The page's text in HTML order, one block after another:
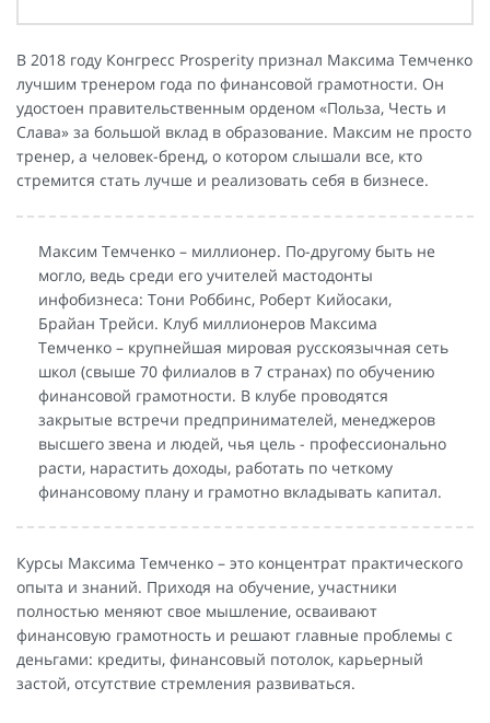
В 2018 году Конгресс Prosperity признал Максима Темченко
лучшим тренером года по финансовой грамотности. Он
удостоен правительственным орденом «Польза, Честь и
Слава» за большой вклад в образование. Максим не просто
тренер, а человек-бренд, о котором слышали все, кто
стремится стать лучше и реализовать себя в бизнесе.
Максим Темченко – миллионер. По-другому быть не
могло, ведь среди его учителей мастодонты
инфобизнеса: Тони Роббинс, Роберт Кийосаки,
Брайан Трейси. Клуб миллионеров Максима
Темченко – крупнейшая мировая русскоязычная сеть
школ (свыше 70 филиалов в 7 странах) по обучению
финансовой грамотности. В клубе проводятся
закрытые встречи предпринимателей, менеджеров
высшего звена и людей, чья цель - профессионально
расти, нарастить доходы, работать по четкому
финансовому плану и грамотно вкладывать капитал.
Курсы Максима Темченко – это концентрат практического
опыта и знаний. Приходя на обучение, участники
полностью меняют свое мышление, осваивают
финансовую грамотность и решают главные проблемы с
деньгами: кредиты, финансовый потолок, карьерный
застой, отсутствие стремления развиваться.